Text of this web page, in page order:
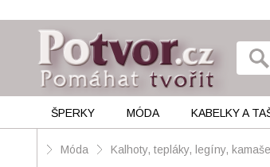
ŠPERKY MÓDA KABELKY A
Móda Kalhoty, tepláky, legíny, kamaše